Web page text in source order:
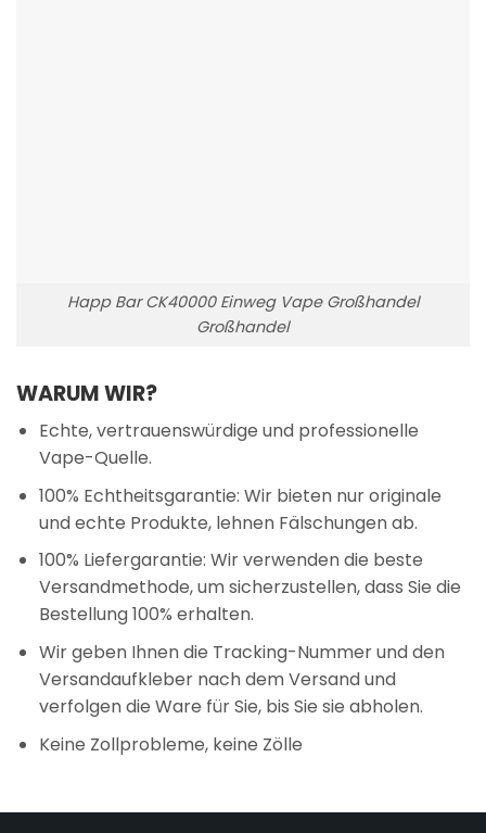
Happ Bar CK40000 Einweg Vape Großhandel
Großhandel
WARUM WIR?
Echte, vertrauenswürdige und professionelle
Vape-Quelle.
100% Echtheitsgarantie: Wir bieten nur originale
und echte Produkte, lehnen Fälschungen ab.
100% Liefergarantie: Wir verwenden die beste
Versandmethode, um sicherzustellen, dass Sie die
Bestellung 100% erhalten.
Wir geben Ihnen die Tracking-Nummer und den
Versandaufkleber nach dem Versand und
verfolgen die Ware für Sie, bis Sie sie abholen.
Keine Zollprobleme, keine Zölle